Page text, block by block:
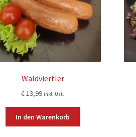
Waldviertler
€13,99 inkl. Ust.
In den Warenkorb